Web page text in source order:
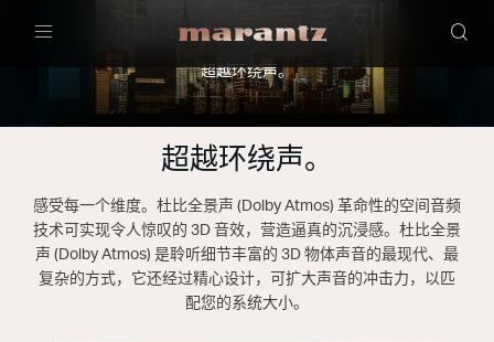
杜比全景声系列
超越环绕声。
超越环绕声。
感受每一个维度。杜比全景声 (Dolby Atmos) 革命性的空间音频
技术可实现令人惊叹的 3D 音效，营造逼真的沉浸感。杜比全景
声 (Dolby Atmos) 是聆听细节丰富的 3D 物体声音的最现代、最
复杂的方式，它还经过精心设计，可扩大声音的冲击力，以匹
配您的系统大小。